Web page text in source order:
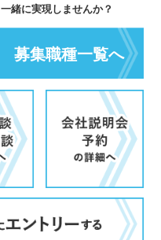
一緒に実現しませんか？
募集職種一覧へ